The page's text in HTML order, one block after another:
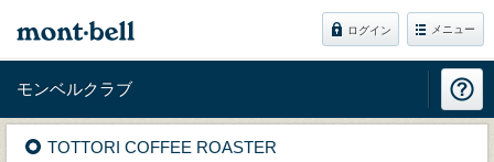
ログイン メニュー
モンベルクラブ
TOTTORI COFFEE ROASTER